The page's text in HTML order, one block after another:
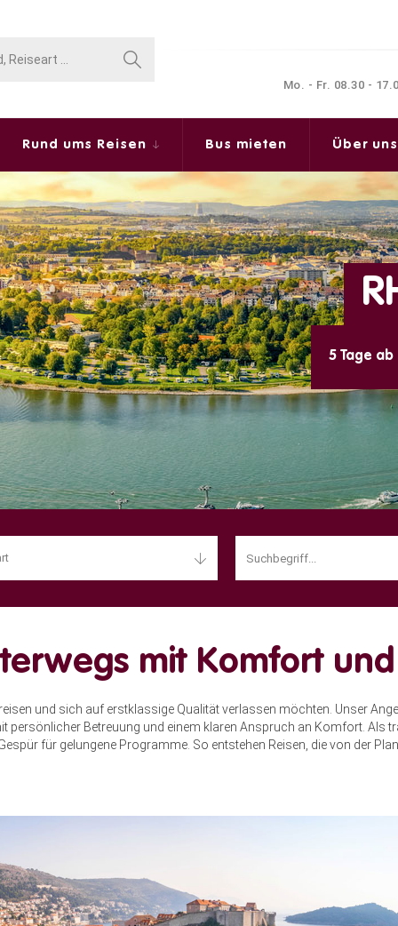
Mo. - Fr. 08.30 -
Rund ums Reisen Bus mieten Über
MADEIRA -
8 Tage ab
mit Komfort
und sich auf erstklassige Qualität verlassen möchten. Unser
Betreuung und einem klaren Anspruch an Komfort. Als
für gelungene Programme. So entstehen Reisen, die von der